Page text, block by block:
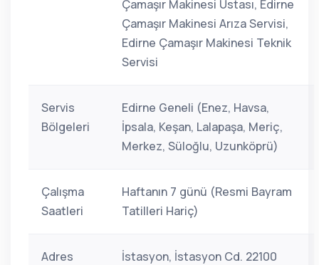
Çamaşır Makinesi Ustası, Edirne
Çamaşır Makinesi Arıza Servisi,
Edirne Çamaşır Makinesi Teknik
Servisi
Servis
Bölgeleri
Edirne Geneli (Enez, Havsa,
İpsala, Keşan, Lalapaşa, Meriç,
Merkez, Süloğlu, Uzunköprü)
Çalışma
Saatleri
Haftanın 7 günü (Resmi Bayram
Tatilleri Hariç)
Adres
İstasyon, İstasyon Cd. 22100